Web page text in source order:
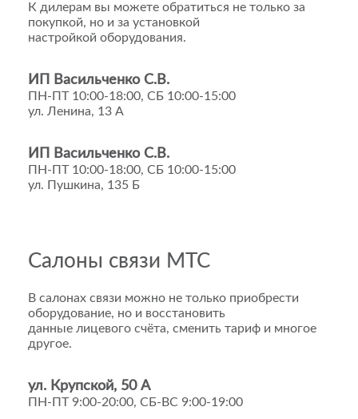
К дилерам вы можете обратиться не только за
покупкой, но и за установкой
настройкой оборудования.
ИП Васильченко С.В.
ПН-ПТ 10:00-18:00, СБ 10:00-15:00
ул. Ленина, 13 А
ИП Васильченко С.В.
ПН-ПТ 10:00-18:00, СБ 10:00-15:00
ул. Пушкина, 135 Б
Салоны связи МТС
В салонах связи можно не только приобрести
оборудование, но и восстановить
данные лицевого счёта, сменить тариф и многое
другое.
ул. Крупской, 50 А
ПН-ПТ 9:00-20:00, СБ-ВС 9:00-19:00